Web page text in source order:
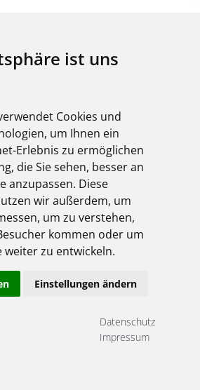
ist uns
Cookies und
um Ihnen ein
Erlebnis zu ermöglichen
die Sie sehen, besser an
anzupassen. Diese
wir außerdem, um
um zu verstehen,
kommen oder um
weiter zu entwickeln.
Einstellungen ändern
Datenschutz
Impressum